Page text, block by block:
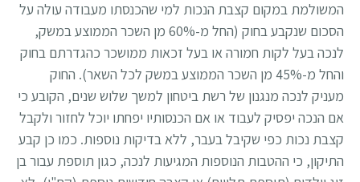
המשולמת במקום קצבת הנכות למי שהכנסתו מעבודה עולה על
הסכום שנקבע בחוק (החל מ-60% מן השכר הממוצע במשק,
לנכה בעל לקות חמורה או בעל זכאות ממושכר כהגדרתם בחוק
והחל מ-45% מן השכר הממוצע במשק לכל השאר). החוק
מעניק לנכה מנגנון של רשת ביטחון למשך שלוש שנים, הקובע כי
אם הנכה יפסיק לעבוד או אם הכנסותיו יפחתו יוכל לחזור ולקבל
קצבת נכות כפי שקיבל בעבר, ללא בדיקות נוספות. כמו כן קבע
התיקון, כי ההטבות הנוספות המגיעות לנכה, כגון תוספת עבור בן